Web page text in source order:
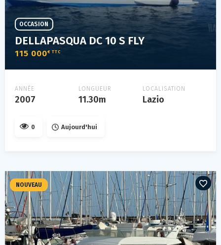
DELLAPASQUA DC 10 S FLY
115 000€ TTC
OCCASION
ANNÉE
2007
LONGUEUR
11.30m
LOCALISATION
Lazio
0 Aujourd'hui
NOUVEAU